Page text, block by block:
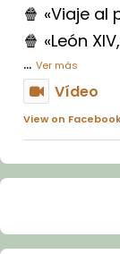
🍿 «Viaje al
🍿 «León
... Ver más
Vídeo
View on
La
dos mesos,